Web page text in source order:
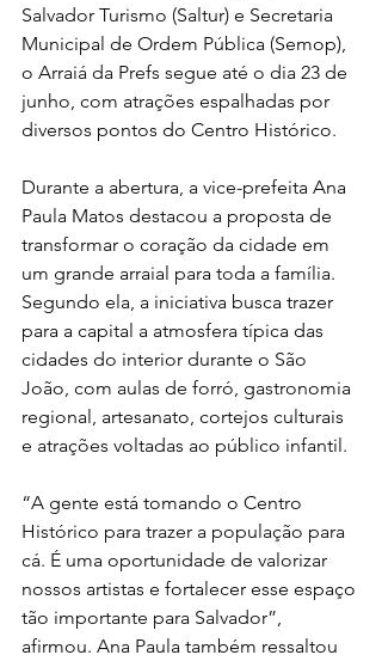
Salvador Turismo (Saltur) e Secretaria
Municipal de Ordem Pública (Semop),
o Arraiá da Prefs segue até o dia 23 de
junho, com atrações espalhadas por
diversos pontos do Centro Histórico.
Durante a abertura, a vice-prefeita Ana
Paula Matos destacou a proposta de
transformar o coração da cidade em
um grande arraial para toda a família.
Segundo ela, a iniciativa busca trazer
para a capital a atmosfera típica das
cidades do interior durante o São
João, com aulas de forró, gastronomia
regional, artesanato, cortejos culturais
e atrações voltadas ao público infantil.
“A gente está tomando o Centro
Histórico para trazer a população para
cá. É uma oportunidade de valorizar
nossos artistas e fortalecer esse espaço
tão importante para Salvador”,
afirmou. Ana Paula também ressaltou